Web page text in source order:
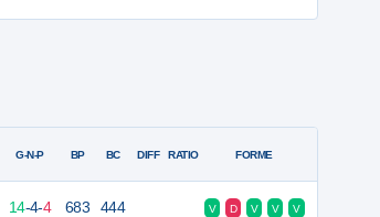
G-N-P BP BC DIFF RATIO FORME
14-4-4 683 444 V D V V V